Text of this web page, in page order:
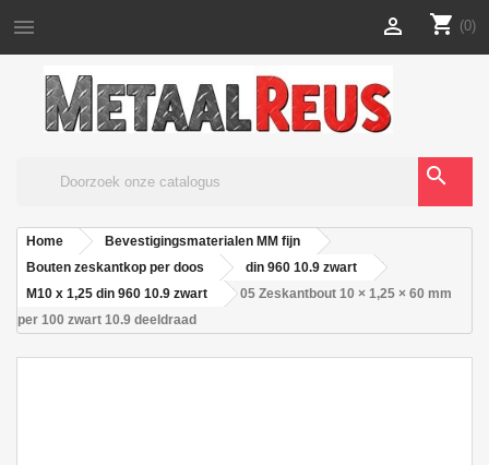
 shopping_cart (0)

search
Home
Bevestigingsmaterialen MM fijn
Bouten zeskantkop per doos
din 960 10.9 zwart
M10 x 1,25 din 960 10.9 zwart
05 Zeskantbout 10 × 1,25 × 60 mm
per 100 zwart 10.9 deeldraad